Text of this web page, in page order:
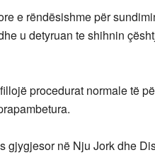
e rëndësishme për
u detyruan te shihnin
procedurat normale të
gjygjesor në Nju Jork dhe